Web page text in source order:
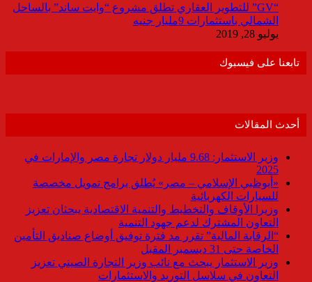
“GV” للتطوير العقاري تطلق مشروع “وايت ساند” بالساحل
الشمالي باستثمارات 9مليار جنيه
يوليو 28, 2019
تابعنا على فيسبوك
أحدث المقالات
وزير الاستثمار: 9.68 مليار دولار تجارة مصر والإمارات في
2025
«أبوظبي الإسلامي – مصر» يُطلق برامج تمويل مخصصة
للسيارات الكهربائية
وزيرا الأوقاف والتخطيط والتنمية الاقتصادية يبحثان تعزيز
التعاون المشترك لدعم جهود التنمية
“الرقابة المالية” تقرر مد فترة توفيق أوضاع صناديق التأمين
الخاصة حتى 31 ديسمبر المقبل
وزير الاستثمار يبحث مع نائب وزير التجارة الصيني تعزيز
التعاون في سلاسل التوريد والاستثمارات